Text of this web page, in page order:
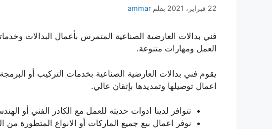
22 فبراير، 2021 بقلم ammar
فني بدالات العارضية الصناعية المتمرس بأعمال البدالات
العمل ومهارات متنوعة.
يقوم فني بدالات العارضية الصناعية بخدمات التركيب أو
اعمال توصيلها وتمديدها بإتقان عالي.
تتوافر لدينا ادوات حديثة للعمل مع الكادر الفني أو
نوفر اعمال بيع جميع الماركات أو الانواع المتطورة من